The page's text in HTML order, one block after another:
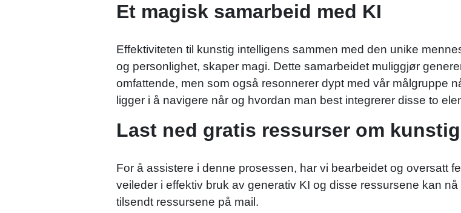
Et magisk samarbeid med KI
Effektiviteten til kunstig intelligens sammen med den unike
og personlighet, skaper magi. Dette samarbeidet muliggjør
omfattende, men som også resonnerer dypt med vår målgruppe
ligger i å navigere når og hvordan man best integrerer disse to
Last ned gratis ressurser om
For å assistere i denne prosessen, har vi bearbeidet og oversatt
veileder i effektiv bruk av generativ KI og disse ressursene kan
tilsendt ressursene på mail.